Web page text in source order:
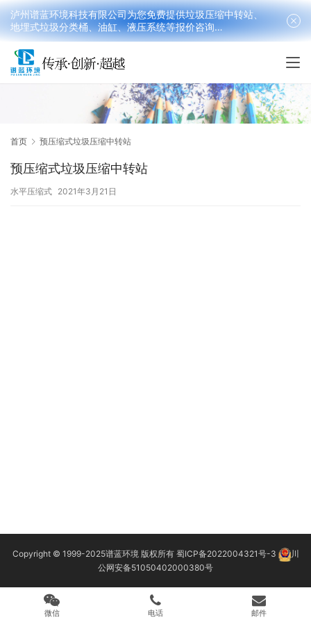
首页 预压缩式垃圾压缩中转站
预压缩式垃圾压缩中转站
水平压缩式 2021年3月21日
Copyright © 1999-2025谱蓝环境版权所有 蜀ICP备2022004321号-3
川
公网安备51050402000380号
微信 电话 邮件
泸州谱蓝环境科技有限公司为您免费提供垃圾压缩中转站、
地埋式垃圾分类桶、油缸、液压系统等报价咨询
18090199016(韩先生）